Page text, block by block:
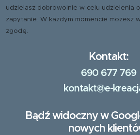
udzielasz dobrowolnie w celu udzielenia
zapytanie. W każdym momencie możesz
zgodę.
Kontakt:
690 677 769
kontakt@e-
Bądź widoczny w
nowych